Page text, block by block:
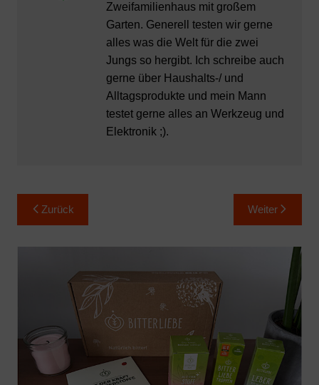
Zweifamilienhaus mit großem
Garten. Generell testen wir gerne
alles was die Welt für die zwei
Jungs so hergibt. Ich schreibe auch
gerne über Haushalts-/ und
Alltagsprodukte und mein Mann
testet gerne alles an Werkzeug und
Elektronik ;).
Beitragsnavigation
Zurück Weiter